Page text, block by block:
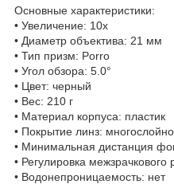
Основные характеристики:
• Увеличение: 10x
• Диаметр объектива: 21 мм
• Тип призм: Porro
• Угол обзора: 5.0°
• Цвет: черный
• Вес: 210 г
• Материал корпуса: пластик
• Покрытие линз:
• Минимальная дистанция
• Регулировка
• Водонепроницаемость: нет